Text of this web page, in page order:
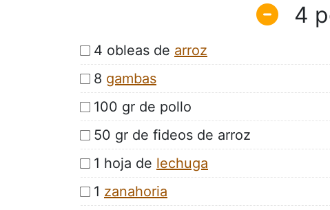
4
4 obleas de arroz
8 gambas
100 gr de pollo
50 gr de fideos de arroz
1 hoja de lechuga
1 zanahoria